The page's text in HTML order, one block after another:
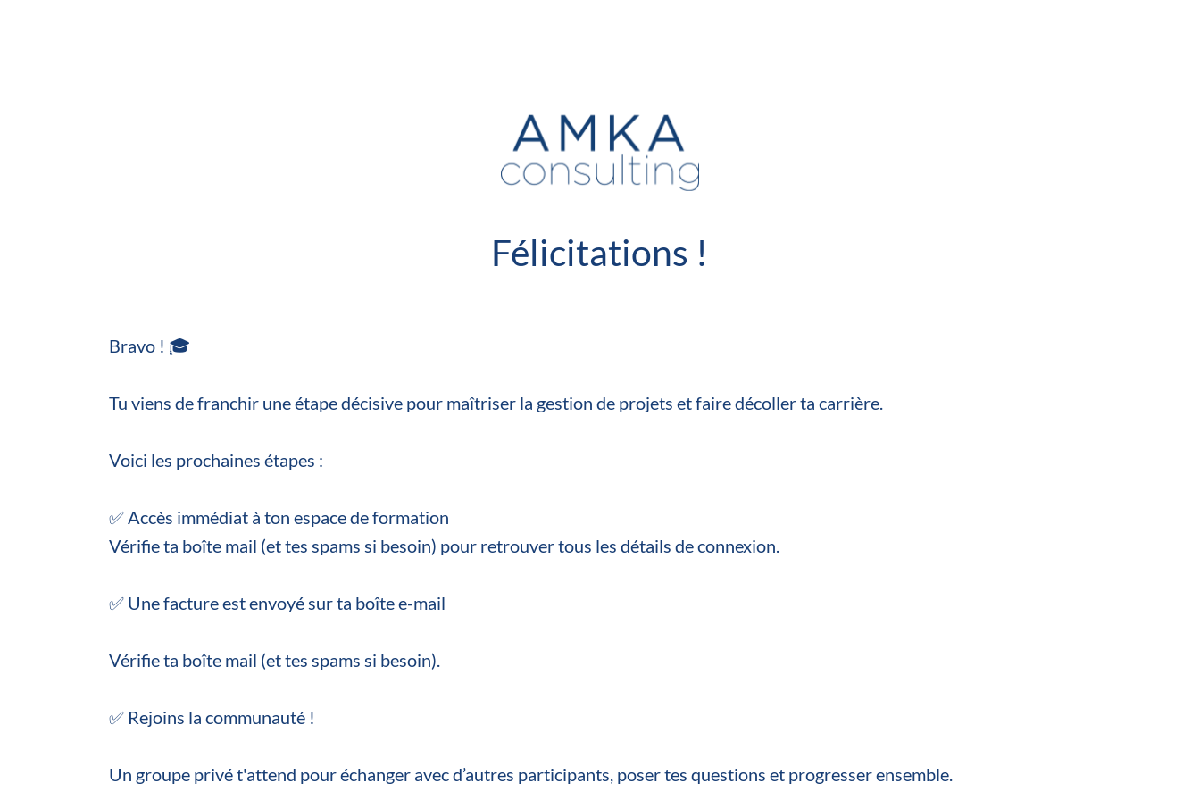
Félicitations !
Bravo ! 🎓
Tu viens de franchir une étape décisive pour maîtriser la gestion de projets et faire décoller ta carrière.
Voici les prochaines étapes :
✅ Accès immédiat à ton espace de formation
Vérifie ta boîte mail (et tes spams si besoin) pour retrouver tous les détails de connexion.
✅ Une facture est envoyé sur ta boîte e-mail
Vérifie ta boîte mail (et tes spams si besoin).
✅ Rejoins la communauté !
Un groupe privé t'attend pour échanger avec d’autres participants, poser tes questions et progresser ensemble.